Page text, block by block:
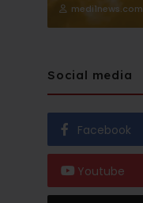
medi1news.com
Social media
Facebook
Youtube